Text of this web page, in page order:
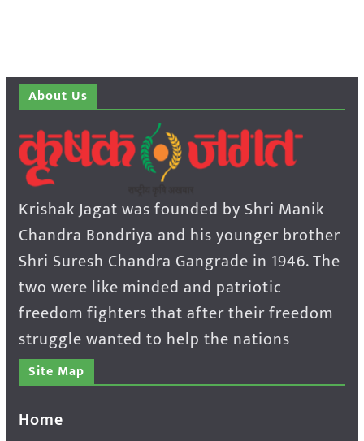
About Us
Krishak Jagat was founded by Shri Manik
Chandra Bondriya and his younger brother
Shri Suresh Chandra Gangrade in 1946. The
two were like minded and patriotic
freedom fighters that after their freedom
struggle wanted to help the nations
Site Map
Home